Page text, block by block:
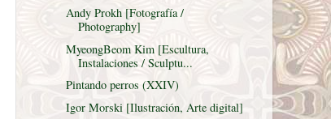
Andy Prokh [Fotografía /
Photography]
MyeongBeom Kim [Escultura,
Instalaciones / Sculptu...
Pintando perros (XXIV)
Igor Morski [Ilustración, Arte digital]